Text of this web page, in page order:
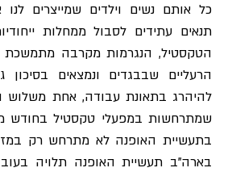
כל אותם נשים וילדים שמייצרים לנו
תנאים עתידים לסבול ממחלות ייחודיות
הרעליים שבבגדים ונמצאים בסיכון
להיהרג בתאונת עבודה, אחת משלוש
שמתרחשות במפעלי טקסטיל בחודש
בתעשיית האופנה לא מתרחש רק במזרח,
בארה"ב תעשיית האופנה תלויה בעובדים